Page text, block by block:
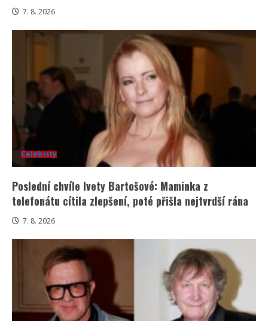
7. 8. 2026
Celebrity
Poslední chvíle Ivety Bartošové: Maminka z
telefonátu cítila zlepšení, poté přišla nejtvrdší rána
7. 8. 2026